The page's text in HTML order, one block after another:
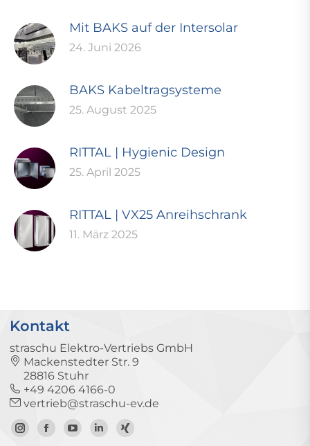
Mit BAKS auf der Intersolar
24. Juni 2026
BAKS Kabeltragsysteme
25. August 2025
RITTAL | Hygienic Design
25. April 2025
RITTAL | VX25 Anreihschrank
11. März 2025
Kontakt
straschu Elektro-Vertriebs GmbH
Mackenstedter Str. 9
28816 Stuhr
+49 4206 4166-0
vertrieb@straschu-ev.de
ZumZur
ZumZumZum